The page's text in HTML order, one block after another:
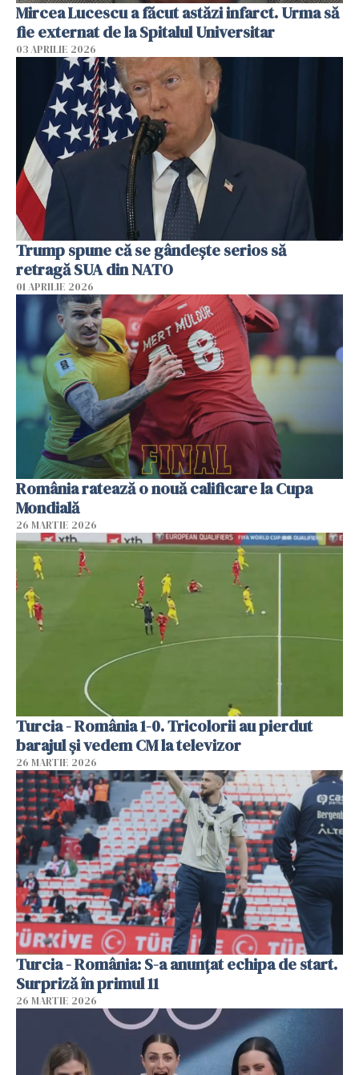
Mircea Lucescu a făcut astăzi infarct. Urma să
fie externat de la Spitalul Universitar
03 APRILIE 2026
Trump spune că se gândeşte serios să
retragă SUA din NATO
01 APRILIE 2026
România ratează o nouă calificare la Cupa
Mondială
26 MARTIE 2026
Turcia - România 1-0. Tricolorii au pierdut
barajul și vedem CM la televizor
26 MARTIE 2026
Turcia - România: S-a anunțat echipa de start.
Surpriză în primul 11
26 MARTIE 2026